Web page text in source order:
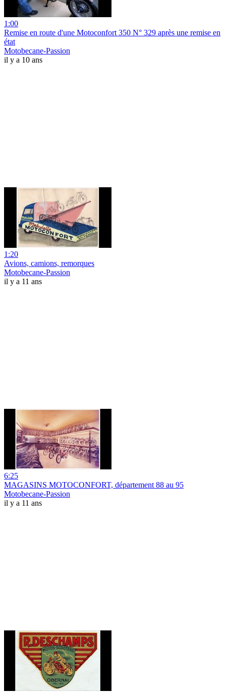
1:00
Remise en route d'une Motoconfort 350 N° 329 après une remise en
état
Motobecane-Passion
il y a 10 ans
1:20
Avions, camions, remorques
Motobecane-Passion
il y a 11 ans
6:25
MAGASINS MOTOCONFORT, département 88 au 95
Motobecane-Passion
il y a 11 ans